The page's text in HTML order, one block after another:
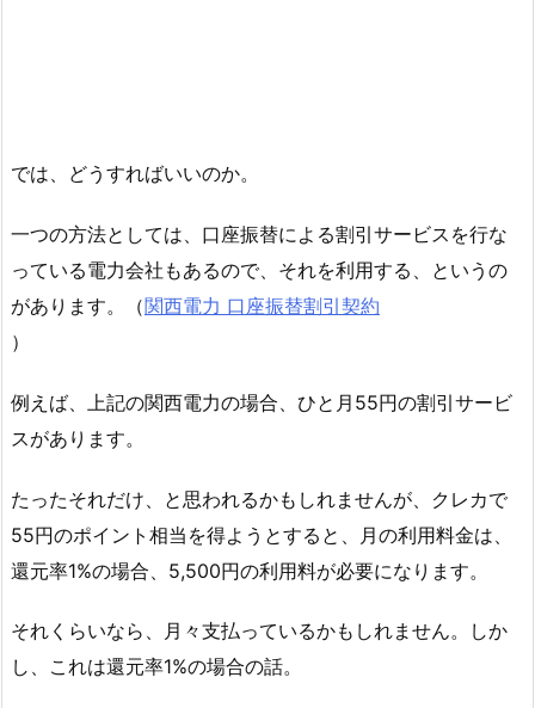
では、どうすればいいのか。
一つの方法としては、口座振替による割引サービスを行な
っている電力会社もあるので、それを利用する、というの
があります。（関西電力 口座振替割引契約
）
例えば、上記の関西電力の場合、ひと月55円の割引サービ
スがあります。
たったそれだけ、と思われるかもしれませんが、クレカで
55円のポイント相当を得ようとすると、月の利用料金は、
還元率1%の場合、5,500円の利用料が必要になります。
それくらいなら、月々支払っているかもしれません。しか
し、これは還元率1%の場合の話。